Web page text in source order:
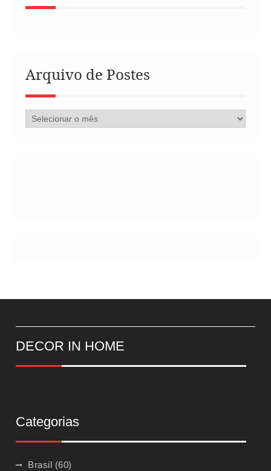
Arquivo de Postes
Arquivo
de
DECOR IN HOME
Categorias
Brasil (60)